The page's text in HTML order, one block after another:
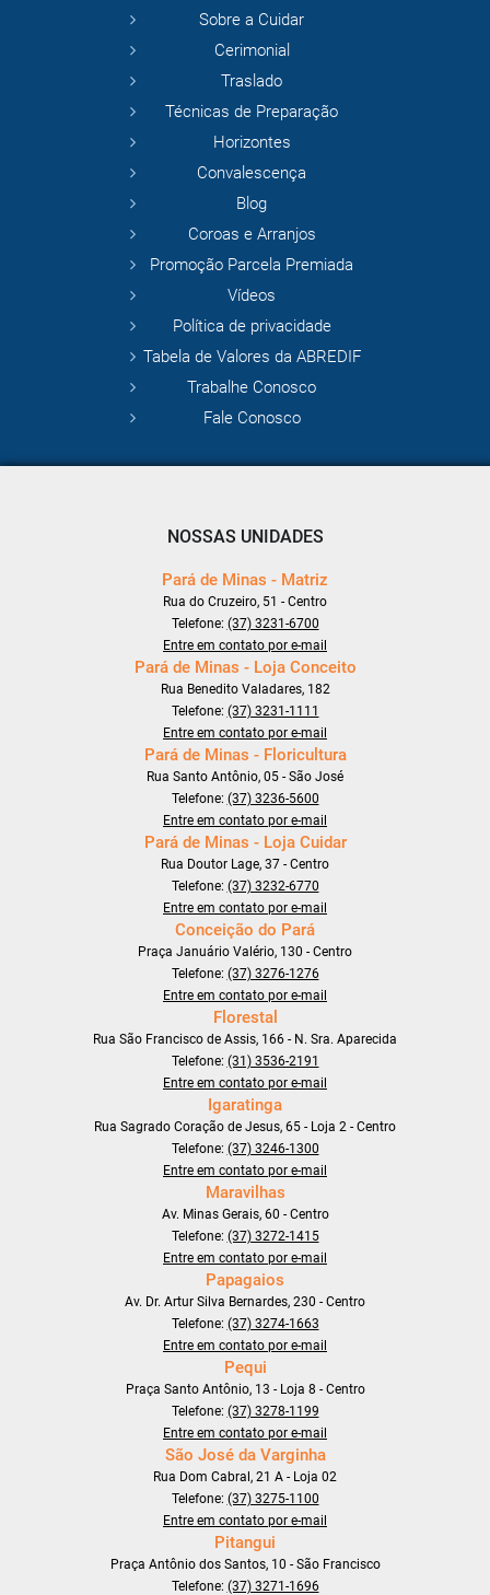
Sobre a Cuidar
Cerimonial
Traslado
Técnicas de Preparação
Horizontes
Convalescença
Blog
Coroas e Arranjos
Promoção Parcela Premiada
Vídeos
Política de privacidade
Tabela de Valores da ABREDIF
Trabalhe Conosco
Fale Conosco
NOSSAS UNIDADES
Pará de Minas - Matriz
Rua do Cruzeiro, 51 - Centro
Telefone: (37) 3231-6700
Entre em contato por e-mail
Pará de Minas - Loja Conceito
Rua Benedito Valadares, 182
Telefone: (37) 3231-1111
Entre em contato por e-mail
Pará de Minas - Floricultura
Rua Santo Antônio, 05 - São José
Telefone: (37) 3236-5600
Entre em contato por e-mail
Pará de Minas - Loja Cuidar
Rua Doutor Lage, 37 - Centro
Telefone: (37) 3232-6770
Entre em contato por e-mail
Conceição do Pará
Praça Januário Valério, 130 - Centro
Telefone: (37) 3276-1276
Entre em contato por e-mail
Florestal
Rua São Francisco de Assis, 166 - N. Sra. Aparecida
Telefone: (31) 3536-2191
Entre em contato por e-mail
Igaratinga
Rua Sagrado Coração de Jesus, 65 - Loja 2 - Centro
Telefone: (37) 3246-1300
Entre em contato por e-mail
Maravilhas
Av. Minas Gerais, 60 - Centro
Telefone: (37) 3272-1415
Entre em contato por e-mail
Papagaios
Av. Dr. Artur Silva Bernardes, 230 - Centro
Telefone: (37) 3274-1663
Entre em contato por e-mail
Pequi
Praça Santo Antônio, 13 - Loja 8 - Centro
Telefone: (37) 3278-1199
Entre em contato por e-mail
São José da Varginha
Rua Dom Cabral, 21 A - Loja 02
Telefone: (37) 3275-1100
Entre em contato por e-mail
Pitangui
Praça Antônio dos Santos, 10 - São Francisco
Telefone: (37) 3271-1696